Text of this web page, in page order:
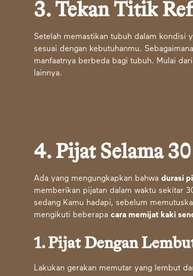
3. Tekan Titik
Setelah memastikan tubuh dalam kondisi
sesuai dengan kebutuhanmu.
manfaatnya berbeda bagi tubuh. Mulai
lainnya.
4. Pijat Selama
Ada yang mengungkapkan bahwadurasi
memberikan pijatan dalam waktu sekitar
sedang Kamu hadapi, sebelum
mengikuti beberapacara memijat kaki
1. Pijat Dengan
Lakukan gerakan memutar yang lembut